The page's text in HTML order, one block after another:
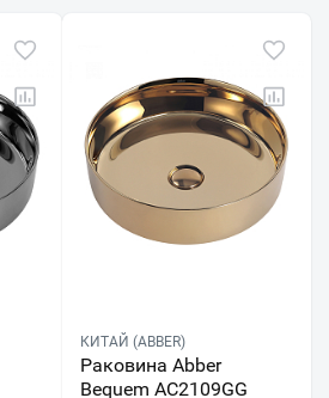
КИТАЙ (ABBER)
Раковина Abber
Bequem AC2109GG